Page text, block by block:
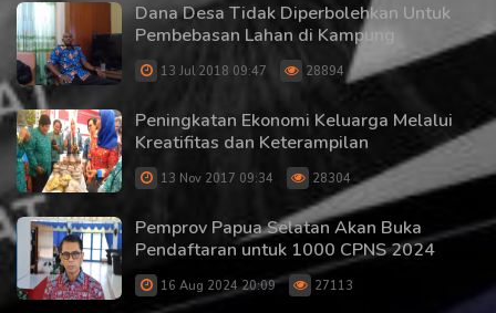
Dana Desa Tidak Diperbolehkan Untuk
Pembebasan Lahan di Kampung
13 Jul 2018 09:47 28894
Peningkatan Ekonomi Keluarga Melalui
Kreatifitas dan Keterampilan
13 Nov 2017 09:34 28304
Pemprov Papua Selatan Akan Buka
Pendaftaran untuk 1000 CPNS 2024
16 Aug 2024 20:09 27113